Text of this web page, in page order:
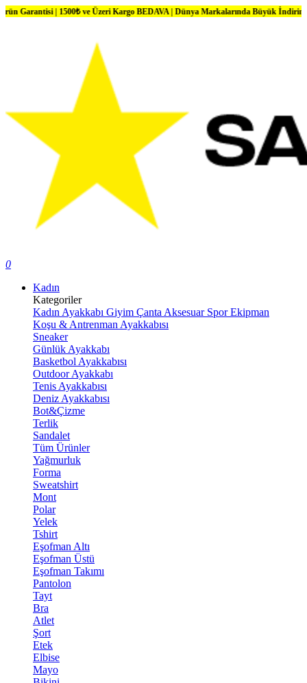
| 1500₺ ve Üzeri Kargo BEDAVA | Dünya Markalarında Büyük İndirimler
0
Kadın
Kategoriler
Kadın Ayakkabı Giyim Çanta Aksesuar Spor Ekipman
Koşu & Antrenman Ayakkabısı
Sneaker
Günlük Ayakkabı
Basketbol Ayakkabısı
Outdoor Ayakkabı
Tenis Ayakkabısı
Deniz Ayakkabısı
Bot&Çizme
Terlik
Sandalet
Tüm Ürünler
Yağmurluk
Forma
Sweatshirt
Mont
Polar
Yelek
Tshirt
Eşofman Altı
Eşofman Üstü
Eşofman Takımı
Pantolon
Tayt
Bra
Atlet
Şort
Etek
Elbise
Mayo